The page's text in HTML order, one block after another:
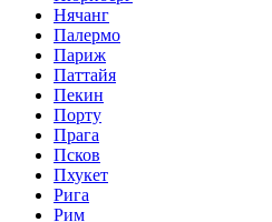
Нячанг
Палермо
Париж
Паттайя
Пекин
Порту
Прага
Псков
Пхукет
Рига
Рим